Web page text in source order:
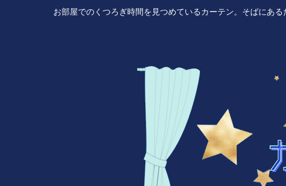
お部屋でのくつろぎ時間を見つめているカーテン。そばにあ